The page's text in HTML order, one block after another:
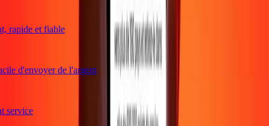
et fiable
d'envoyer de l'argent